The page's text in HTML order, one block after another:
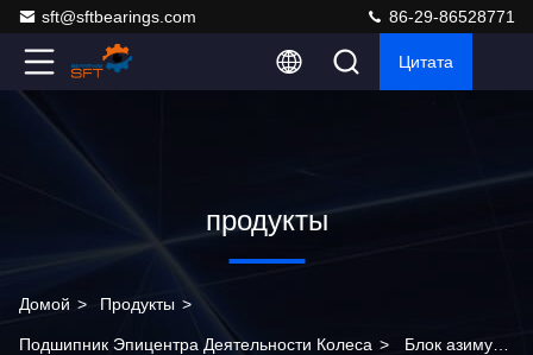
sft@sftbearings.com 86-29-86528771
Цитата
продукты
Домой > Продукты >
Подшипник Эпицентра Деятельности Колеса > Блок азимута